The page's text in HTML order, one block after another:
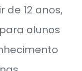
de 12 anos,
alunos